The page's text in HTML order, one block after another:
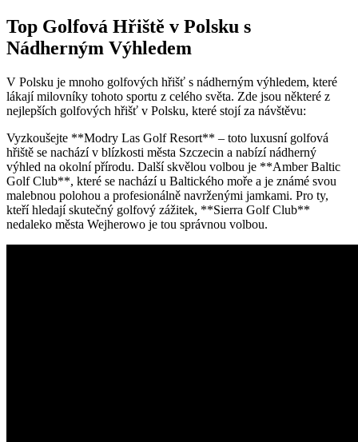
Top Golfová Hřiště v Polsku s
Nádherným Výhledem
V Polsku je mnoho golfových hřišť s nádherným výhledem, které
lákají milovníky tohoto sportu z celého světa. Zde jsou některé z
nejlepších golfových hřišť v Polsku, které stojí za návštěvu:
Vyzkoušejte **Modry Las Golf Resort** – toto luxusní golfová
hřiště se nachází v blízkosti města Szczecin a nabízí nádherný
výhled na okolní přírodu. Další skvělou volbou je **Amber Baltic
Golf Club**, které se nachází u Baltického moře a je známé svou
malebnou polohou a profesionálně navrženými jamkami. Pro ty,
kteří hledají skutečný golfový zážitek, **Sierra Golf Club**
nedaleko města Wejherowo je tou správnou volbou.